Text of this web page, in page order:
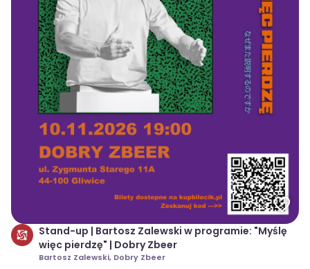
Stand-up | Bartosz Zalewski w programie: "Myślę
więc pierdzę" | Dobry Zbeer
Bartosz Zalewski, Dobry Zbeer